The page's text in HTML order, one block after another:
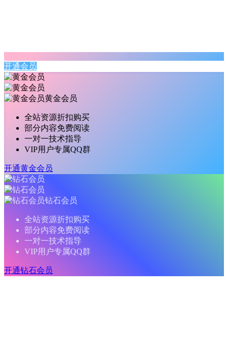
开通会员
黄金会员
全站资源折扣购买
部分内容免费阅读
一对一技术指导
VIP用户专属QQ群
开通黄金会员
钻石会员
全站资源折扣购买
部分内容免费阅读
一对一技术指导
VIP用户专属QQ群
开通钻石会员